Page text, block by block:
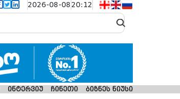
2026-08-08 20:12
ინტერვიუ ჩინეთი ბიზნეს ნიუსი